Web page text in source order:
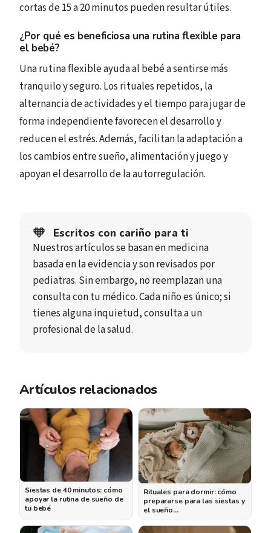
cortas de 15 a 20 minutos pueden resultar útiles.
¿Por qué es beneficiosa una rutina flexible para
el bebé?
Una rutina flexible ayuda al bebé a sentirse más
tranquilo y seguro. Los rituales repetidos, la
alternancia de actividades y el tiempo para jugar de
forma independiente favorecen el desarrollo y
reducen el estrés. Además, facilitan la adaptación a
los cambios entre sueño, alimentación y juego y
apoyan el desarrollo de la autorregulación.
🧡 Escritos con cariño para ti
Nuestros artículos se basan en medicina
basada en la evidencia y son revisados por
pediatras. Sin embargo, no reemplazan una
consulta con tu médico. Cada niño es único; si
tienes alguna inquietud, consulta a un
profesional de la salud.
Artículos relacionados
Siestas de 40 minutos: cómo
apoyar la rutina de sueño de
tu bebé
Rituales para dormir: cómo
prepararse para las siestas y
el sueño…